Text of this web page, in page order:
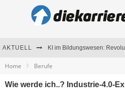
AKTUELL
Home Berufe
Wie werde ich..? Industrie-4.0-